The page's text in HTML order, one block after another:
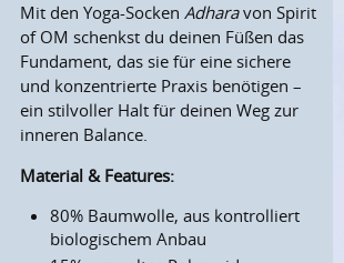
Mit den Yoga-SockenAdharavon Spirit
of OM schenkst du deinen Füßen das
Fundament, das sie für eine sichere
und konzentrierte Praxis benötigen –
ein stilvoller Halt für deinen Weg zur
inneren Balance.
Material & Features:
80% Baumwolle, aus kontrolliert
biologischem Anbau